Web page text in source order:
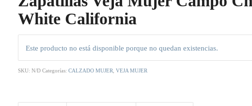
White California
Este producto no está disponible porque no quedan existencias.
SKU:N/D Categorías:CALZADO MUJER ,VEJA MUJER